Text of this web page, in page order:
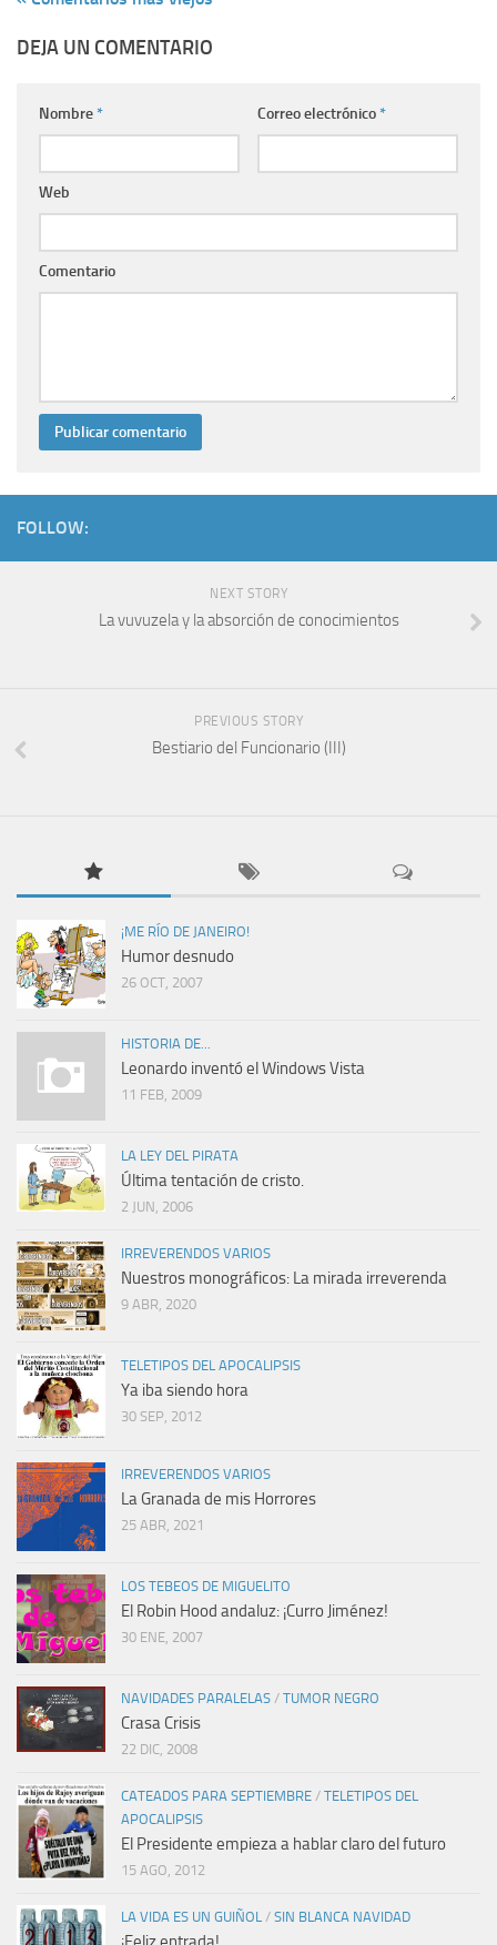
DEJA UN COMENTARIO
Nombre* Correo electrónico*
Web
Comentario
FOLLOW:
NEXT STORY
La vuvuzela y la absorción de conocimientos
PREVIOUS STORY
Bestiario del Funcionario (III)
¡ME RÍO DE JANEIRO!
Humor desnudo
26 OCT, 2007
HISTORIA DE...
Leonardo inventó el Windows Vista
11 FEB, 2009
LA LEY DEL PIRATA
Última tentación de cristo.
2 JUN, 2006
IRREVERENDOS VARIOS
Nuestros monográficos: La mirada irreverenda
9 ABR, 2020
TELETIPOS DEL APOCALIPSIS
Ya iba siendo hora
30 SEP, 2012
IRREVERENDOS VARIOS
La Granada de mis Horrores
25 ABR, 2021
LOS TEBEOS DE MIGUELITO
El Robin Hood andaluz: ¡Curro Jiménez!
30 ENE, 2007
NAVIDADES PARALELAS / TUMOR NEGRO
Crasa Crisis
22 DIC, 2008
CATEADOS PARA SEPTIEMBRE / TELETIPOS DEL
APOCALIPSIS
El Presidente empieza a hablar claro del futuro
15 AGO, 2012
LA VIDA ES UN GUIÑOL / SIN BLANCA NAVIDAD